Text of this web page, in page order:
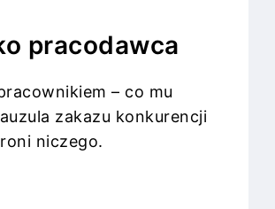
pracodawca
– co mu
zakazu konkurencji
niczego.